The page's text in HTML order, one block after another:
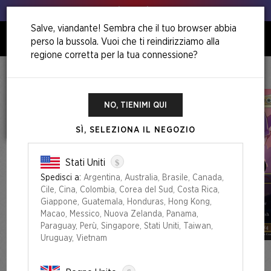
Salve, viandante! Sembra che il tuo browser abbia
perso la bussola. Vuoi che ti reindirizziamo alla
regione corretta per la tua connessione?
NO, TIENIMI QUI
SÌ, SELEZIONA IL NEGOZIO
Stati Uniti $
Spedisci a: Argentina, Australia, Brasile, Canada,
Cile, Cina, Colombia, Corea del Sud, Costa Rica,
Giappone, Guatemala, Honduras, Hong Kong,
Macao, Messico, Nuova Zelanda, Panama,
Paraguay, Perù, Singapore, Stati Uniti, Taiwan,
Uruguay, Vietnam